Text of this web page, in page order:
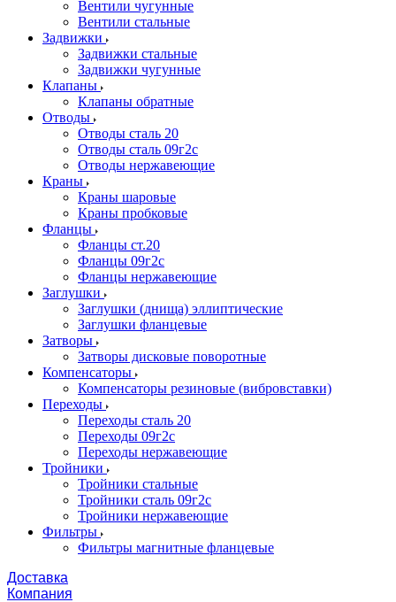
Вентили чугунные
Вентили стальные
Задвижки
Задвижки стальные
Задвижки чугунные
Клапаны
Клапаны обратные
Отводы
Отводы сталь 20
Отводы сталь 09г2с
Отводы нержавеющие
Краны
Краны шаровые
Краны пробковые
Фланцы
Фланцы ст.20
Фланцы 09г2с
Фланцы нержавеющие
Заглушки
Заглушки (днища) эллиптические
Заглушки фланцевые
Затворы
Затворы дисковые поворотные
Компенсаторы
Компенсаторы резиновые (вибровставки)
Переходы
Переходы сталь 20
Переходы 09г2с
Переходы нержавеющие
Тройники
Тройники стальные
Тройники сталь 09г2с
Тройники нержавеющие
Фильтры
Фильтры магнитные фланцевые
Доставка
Компания